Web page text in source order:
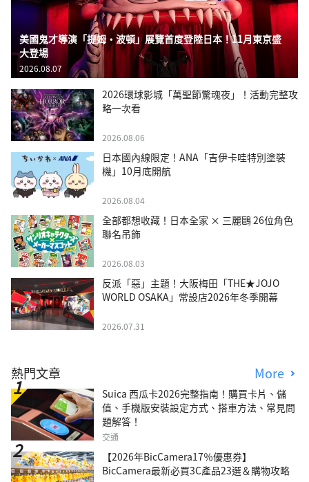
美國鬼才導演「提姆・波頓」展覽首度登陸日本！11月東京盛
大登場
2026.08.07
2026環球影城「萬聖節驚魂夜」！活動完整攻
略一次看
2026.08.06
日本國內線限定！ANA「吉伊卡哇特別塗裝
機」10月底開航
2026.08.04
全部都想收藏！日本全家 × 三麗鷗 26位角色
聯名吊飾
2026.08.03
反派「惡」主題！大阪梅田「THE★JOJO
WORLD OSAKA」常設店2026年冬季開幕
2026.07.31
熱門文章 More
Suica 西瓜卡2026完整指南！購買卡片、儲
值、手機版安裝設定方式、搭車方法、常見問
題解答！
交通
【2026年BicCamera17％優惠券】
BicCamera最新必買3C產品23選＆購物攻略